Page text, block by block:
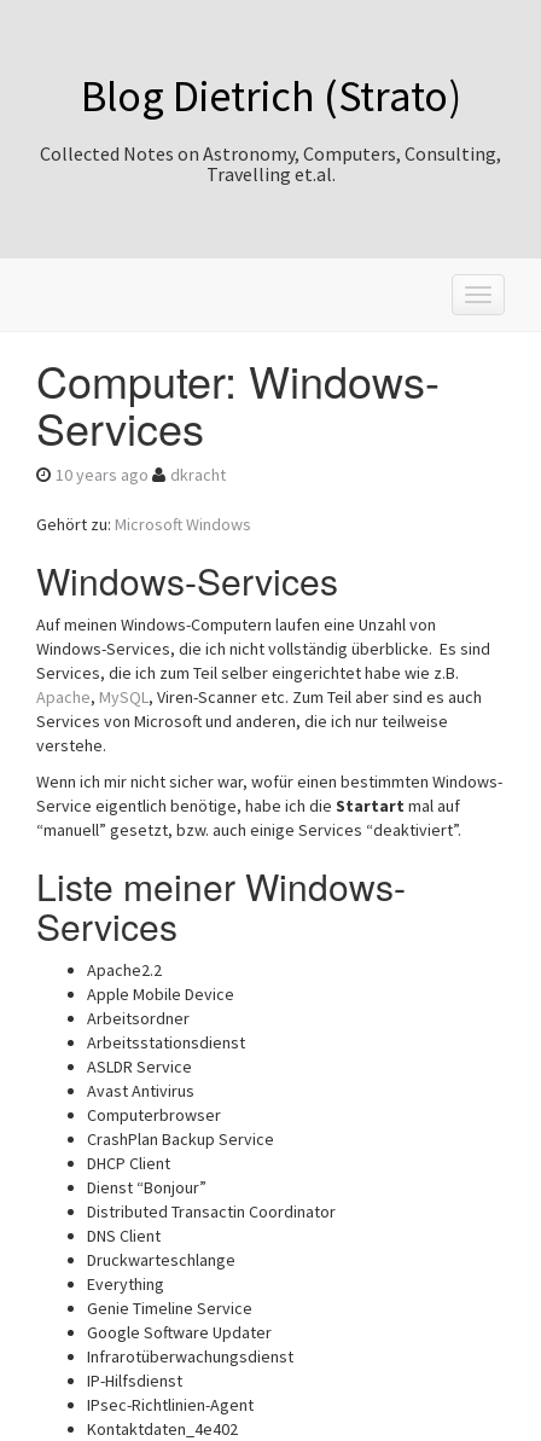
Blog Dietrich (Strato)
Collected Notes on Astronomy, Computers, Consulting,
Travelling et.al.
T
o
n
Computer: Windows-
Services
10 years ago dkracht
Gehört zu: Microsoft Windows
Windows-Services
Auf meinen Windows-Computern laufen eine Unzahl von
Windows-Services, die ich nicht vollständig überblicke. Es sind
Services, die ich zum Teil selber eingerichtet habe wie z.B.
Apache, MySQL, Viren-Scanner etc. Zum Teil aber sind es auch
Services von Microsoft und anderen, die ich nur teilweise
verstehe.
Wenn ich mir nicht sicher war, wofür einen bestimmten Windows-
Service eigentlich benötige, habe ich die Startart mal auf
“manuell” gesetzt, bzw. auch einige Services “deaktiviert”.
Liste meiner Windows-
Services
Apache2.2
Apple Mobile Device
Arbeitsordner
Arbeitsstationsdienst
ASLDR Service
Avast Antivirus
Computerbrowser
CrashPlan Backup Service
DHCP Client
Dienst “Bonjour”
Distributed Transactin Coordinator
DNS Client
Druckwarteschlange
Everything
Genie Timeline Service
Google Software Updater
Infrarotüberwachungsdienst
IP-Hilfsdienst
IPsec-Richtlinien-Agent
Kontaktdaten_4e402